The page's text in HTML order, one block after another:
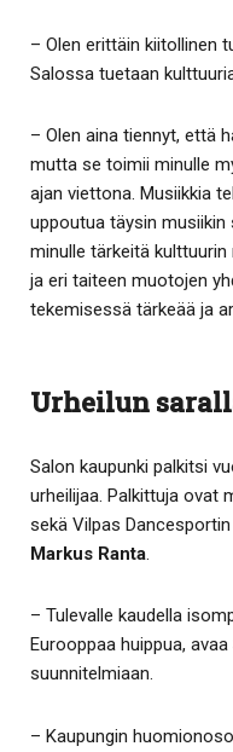
– Olen erittäin kiitollinen
Salossa tuetaan
– Olen aina tiennyt, että
mutta se toimii minulle
ajan viettona. Musiikkia
uppoutua täysin
minulle tärkeitä
ja eri taiteen muotojen
tekemisessä tärkeää ja
Urheilun
Salon kaupunki palkitsi
urheilijaa. Palkittuja ovat
sekä Vilpas
Markus Ranta
– Tulevalle kaudella
Eurooppaa huippua,
suunnitelmiaan.
– Kaupungin